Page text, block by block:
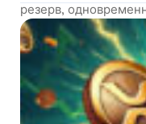
резерв,